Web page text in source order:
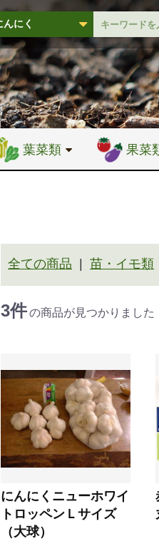
葉菜類 果菜
全ての商品 苗・イモ類
3件の商品が見つかりました
にんにくニューホワイ
トロッペンＬサイズ
（大球）